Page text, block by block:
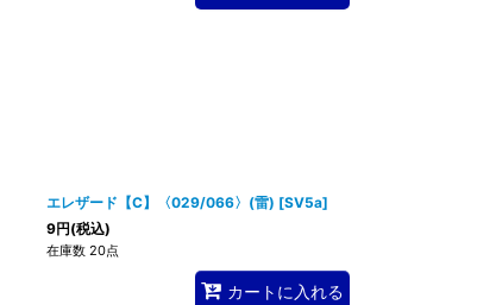
エレザード【C】〈029/066〉(雷) [SV5a]
9円(税込)
在庫数 20点
カートに入れる